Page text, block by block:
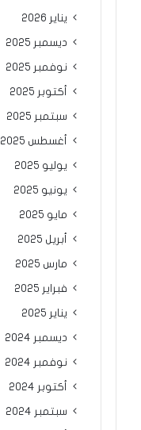
يناير 2026
ديسمبر 2025
نوفمبر 2025
أكتوبر 2025
سبتمبر 2025
أغسطس 2025
يوليو 2025
يونيو 2025
مايو 2025
أبريل 2025
مارس 2025
فبراير 2025
يناير 2025
ديسمبر 2024
نوفمبر 2024
أكتوبر 2024
سبتمبر 2024